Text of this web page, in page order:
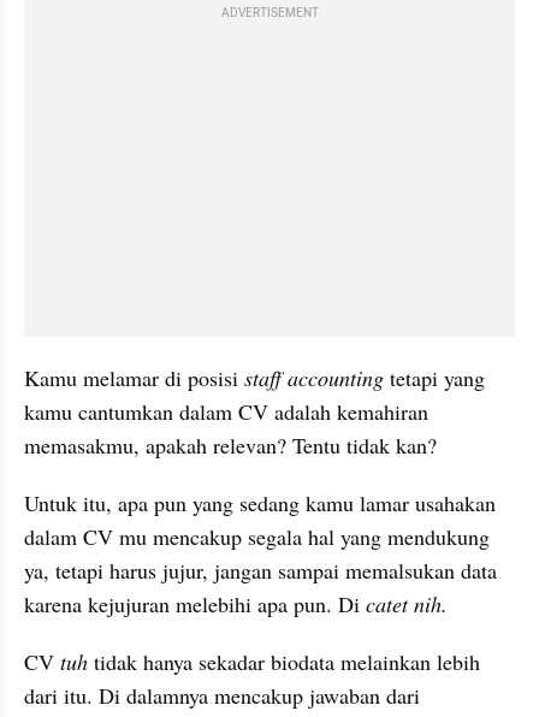
ADVERTISEMENT
Kamu melamar di posisi staff accounting tetapi yang
kamu cantumkan dalam CV adalah kemahiran
memasakmu, apakah relevan? Tentu tidak kan?
Untuk itu, apa pun yang sedang kamu lamar usahakan
dalam CV mu mencakup segala hal yang mendukung
ya, tetapi harus jujur, jangan sampai memalsukan data
karena kejujuran melebihi apa pun. Di catet nih.
CV tuh tidak hanya sekadar biodata melainkan lebih
dari itu. Di dalamnya mencakup jawaban dari